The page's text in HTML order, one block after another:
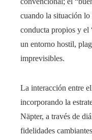
cuando la situación lo
conducta propios y el
un entorno hostil,
imprevisibles.
La interacción entre
incorporando la
Näpter, a través de
fidelidades